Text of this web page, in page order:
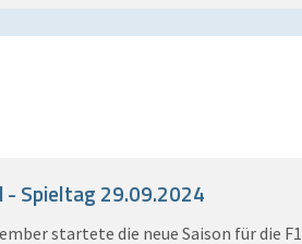
- Spieltag 29.09.2024
startete die neue Saison für die